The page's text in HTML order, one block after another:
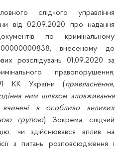
слідчого управління
від 02.09.2020 про надання
по кримінальному
внесеному до
розслідувань 01.09.2020 за
правопорушення,
КК України (привласнення,
ним шляхом зловживання
в особливо великих
групою). Зокрема, слідчий
чи здійснювався вплив на
з питань розповсюдження і